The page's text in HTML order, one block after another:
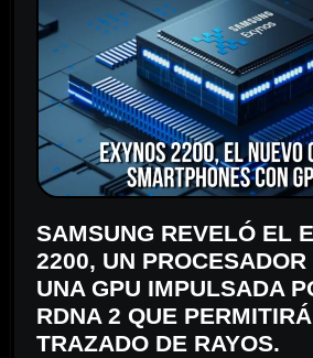
SAMSUNG REVELÓ EL
2200, UN
UNA GPU IMPULSADA
RDNA 2 QUE
TRAZADO DE RAYOS.